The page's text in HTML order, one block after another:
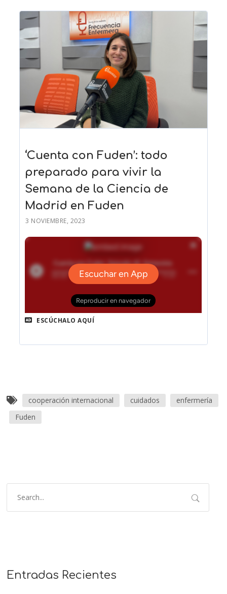
‘Cuenta con Fuden’: todo
preparado para vivir la
Semana de la Ciencia de
Madrid en Fuden
3 NOVIEMBRE, 2023
ESCÚCHALO AQUÍ
cooperación internacional cuidados
enfermería
Fuden
Entradas Recientes